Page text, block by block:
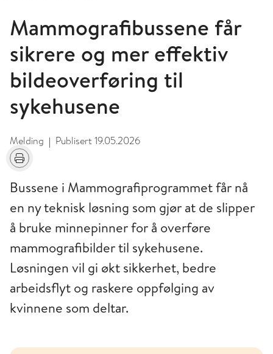
Mammografibussene får
sikrere og mer effektiv
bildeoverføring til
sykehusene
Melding | Publisert19.05.2026
Skriv ut
Bussene i Mammografiprogrammet får nå
en ny teknisk løsning som gjør at de slipper
å bruke minnepinner for å overføre
mammografibilder til sykehusene.
Løsningen vil gi økt sikkerhet, bedre
arbeidsflyt og raskere oppfølging av
kvinnene som deltar.